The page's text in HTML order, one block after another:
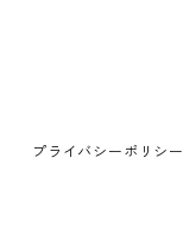
プライバシーポリシー